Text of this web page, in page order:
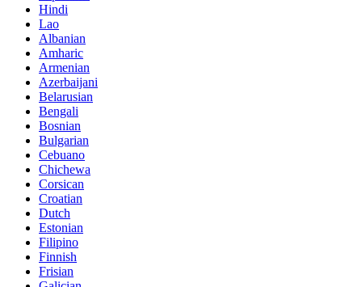
Hindi
Lao
Albanian
Amharic
Armenian
Azerbaijani
Belarusian
Bengali
Bosnian
Bulgarian
Cebuano
Chichewa
Corsican
Croatian
Dutch
Estonian
Filipino
Finnish
Frisian